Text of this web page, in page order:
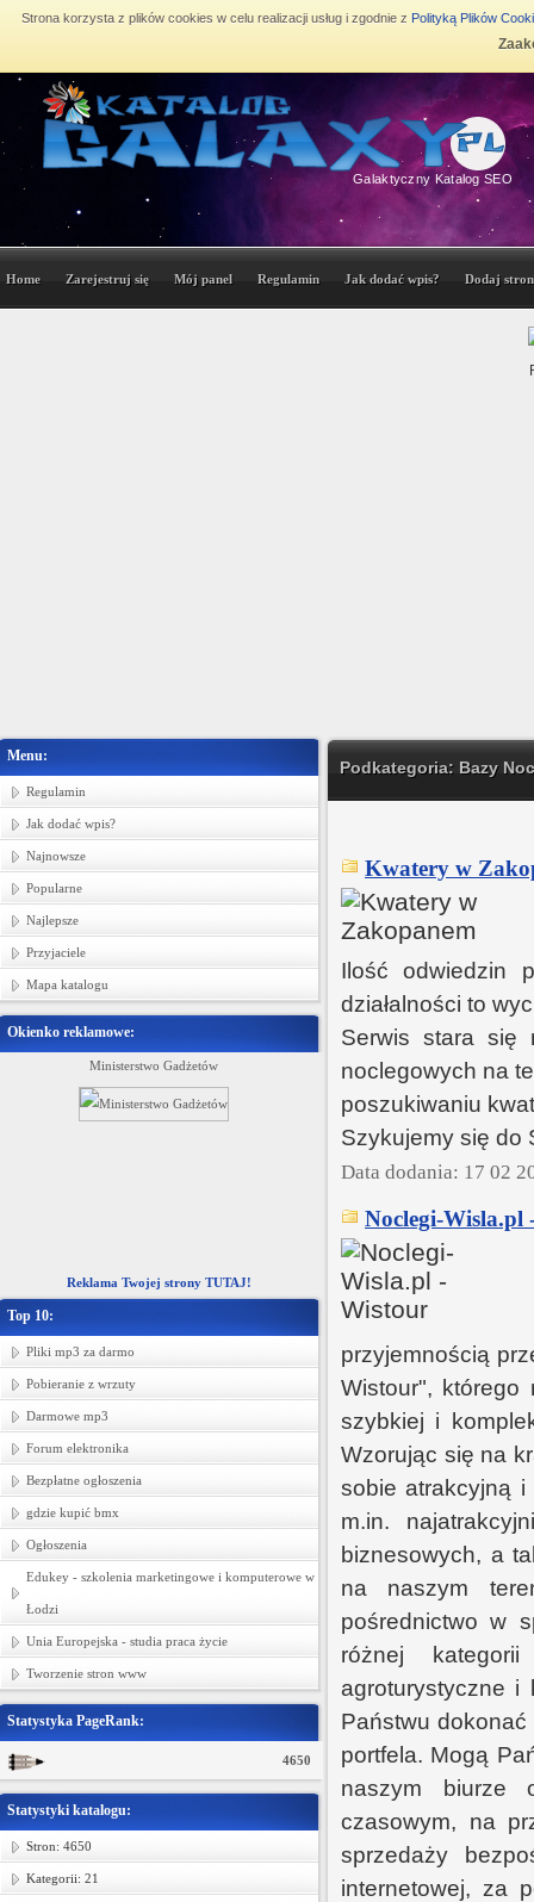
Strona korzysta z plików cookies w celu realizacji usług i zgodnie z Polityką Plików
Galaktyczny Katalog SEO
Home Zarejestruj się Mój panel Regulamin Jak dodać wpis? Dodaj
Menu:
Regulamin
Jak dodać wpis?
Najnowsze
Popularne
Najlepsze
Przyjaciele
Mapa katalogu
Okienko reklamowe:
Ministerstwo Gadżetów Producent tkanin bawełnianych, tkanin
pościeli dziecięcej -- hurtownia
Reklama Twojej strony TUTAJ!
Top 10:
Pliki mp3 za darmo
Pobieranie z wrzuty
Darmowe mp3
Forum elektronika
Bezpłatne ogłoszenia
gdzie kupić bmx
Ogłoszenia
Edukey - szkolenia marketingowe i komputerowe w
Łodzi
Unia Europejska - studia praca życie
Tworzenie stron www
Statystyka PageRank:
4650
Statystyki katalogu:
Stron: 4650
Kategorii: 21
Podkategoria: Bazy
Kwatery w
Ilość odwiedzin
działalności to
Serwis stara się
noclegowych na
poszukiwaniu
Szykujemy się do
Data dodania: 17 02
Noclegi-Wisla.pl
przyjemnością
Wistour", którego
szybkiej i
Wzorując się na
sobie atrakcyjną i
m.in.
biznesowych, a
na naszym
pośrednictwo w
różnej
agroturystyczne i
Państwu
portfela. Mogą
naszym biurze
czasowym, na
sprzedaży
internetowej, za